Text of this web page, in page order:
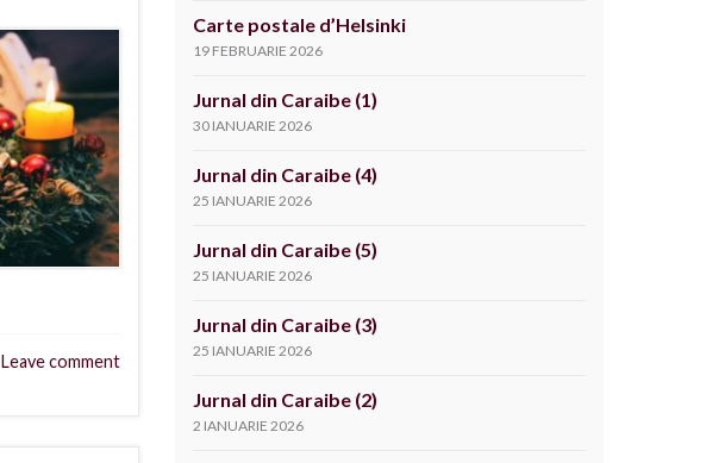
Leave comment
Carte postale d’Helsinki
19 FEBRUARIE 2026
Jurnal din Caraibe (1)
30 IANUARIE 2026
Jurnal din Caraibe (4)
25 IANUARIE 2026
Jurnal din Caraibe (5)
25 IANUARIE 2026
Jurnal din Caraibe (3)
25 IANUARIE 2026
Jurnal din Caraibe (2)
2 IANUARIE 2026